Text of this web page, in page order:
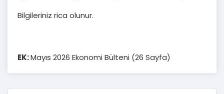
Bilgileriniz rica olunur.
EK:Mayıs 2026 Ekonomi Bülteni (26 Sayfa)